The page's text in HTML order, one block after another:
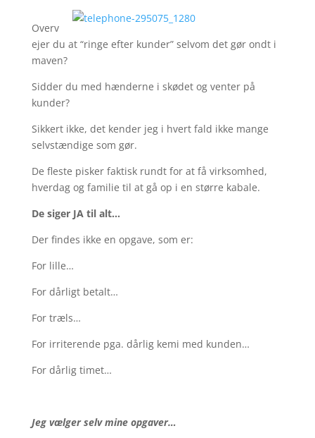
Overv
ejer du at “ringe efter kunder” selvom det gør ondt i
maven?
Sidder du med hænderne i skødet og venter på
kunder?
Sikkert ikke, det kender jeg i hvert fald ikke mange
selvstændige som gør.
De fleste pisker faktisk rundt for at få virksomhed,
hverdag og familie til at gå op i en større kabale.
De siger JA til alt…
Der findes ikke en opgave, som er:
For lille…
For dårligt betalt…
For træls…
For irriterende pga. dårlig kemi med kunden…
For dårlig timet…
Jeg vælger selv mine opgaver…